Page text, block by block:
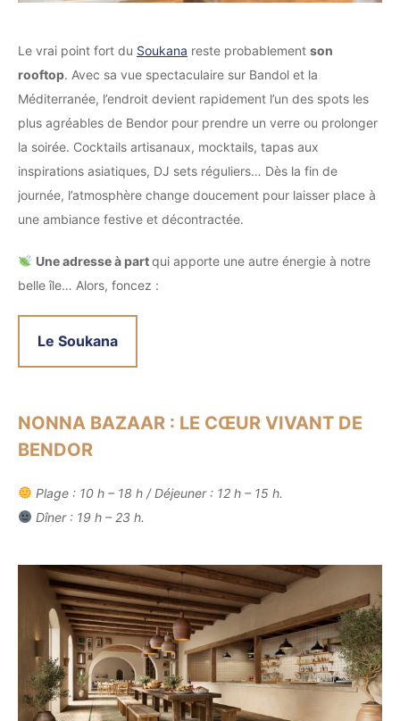
Le vrai point fort du Soukana reste probablement son
rooftop. Avec sa vue spectaculaire sur Bandol et la
Méditerranée, l’endroit devient rapidement l’un des spots les
plus agréables de Bendor pour prendre un verre ou prolonger
la soirée. Cocktails artisanaux, mocktails, tapas aux
inspirations asiatiques, DJ sets réguliers… Dès la fin de
journée, l’atmosphère change doucement pour laisser place à
une ambiance festive et décontractée.
Une adresse à partqui apporte une autre énergie à notre
belle île… Alors, foncez :
Le Soukana
NONNA BAZAAR : LE CŒUR VIVANT DE
BENDOR
Plage : 10 h – 18 h / Déjeuner : 12 h – 15 h.
Dîner : 19 h – 23 h.